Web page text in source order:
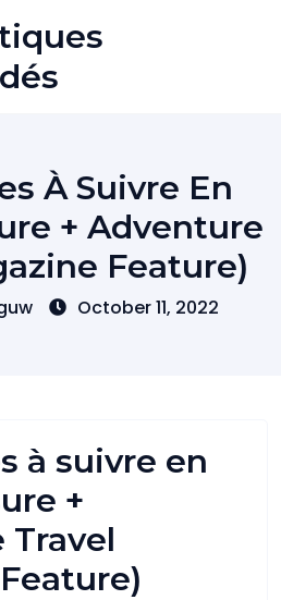
À Suivre En
+ Adventure
Feature)
October 11, 2022
à suivre en
+